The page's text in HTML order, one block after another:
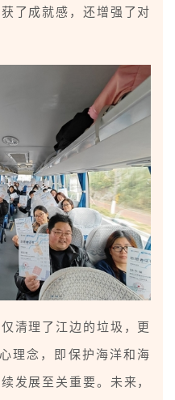
了成就感，还增强了对
清理了江边的垃圾，更
理念，即保护海洋和海
发展至关重要。未来，